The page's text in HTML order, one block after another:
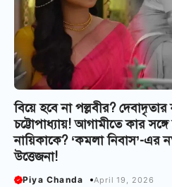
বিয়ে হবে না পল্লবীর?
চট্টোপাধ্যায়! আগামীতে কার
নায়িকাকে? ‘কমলা নিবাস’-এর
উত্তেজনা!
Piya Chanda April 19, 2026